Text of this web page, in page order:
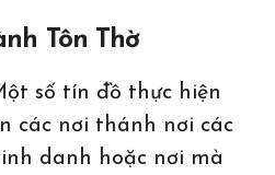
Tôn Thờ
số tín đồ thực hiện
các nơi thánh nơi các
danh hoặc nơi mà